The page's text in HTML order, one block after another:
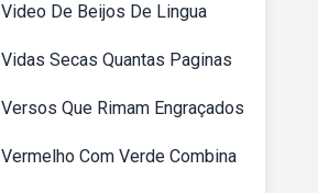
Video De Beijos De Lingua
Vidas Secas Quantas Paginas
Versos Que Rimam Engraçados
Vermelho Com Verde Combina